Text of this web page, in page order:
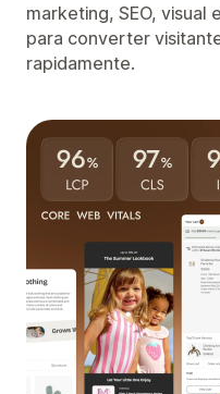
marketing, SEO,
para converter
rapidamente.